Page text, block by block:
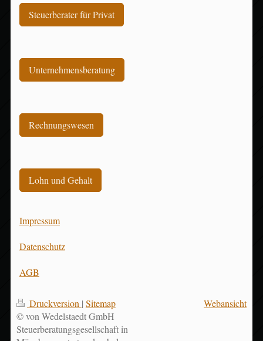
Steuerberater für Privat
Unternehmensberatung
Rechnungswesen
Lohn und Gehalt
Impressum
Datenschutz
AGB
Druckversion | Sitemap
© von Wedelstaedt GmbH
Steuerberatungsgesellschaft in
Webansicht